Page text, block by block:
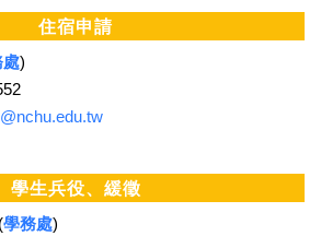
住宿申請
處)
學生兵役、緩徵
學務處)